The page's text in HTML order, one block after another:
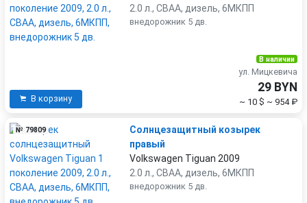
2.0 л., CBAA, дизель, 6МКПП
внедорожник 5 дв.
В корзину
В наличии
ул. Мицкевича
29 BYN
~ 10 $ ~ 954 ₽
№ 79809
Солнцезащитный козырек
правый
Volkswagen Tiguan 2009
2.0 л., CBAA, дизель, 6МКПП
внедорожник 5 дв.